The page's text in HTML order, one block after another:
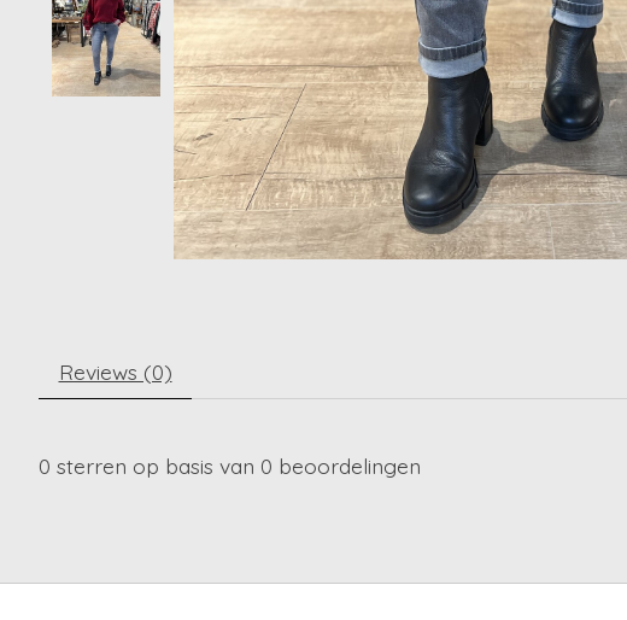
Reviews (0)
0 sterren op basis van 0 beoordelingen